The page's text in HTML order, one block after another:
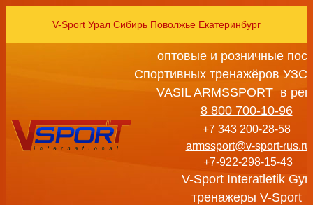
V-Sport Урал Сибирь Поволжье Екатеринбург
оптовые и розничные
Спортивных тренажёров
VASIL ARMSSPORT в
8 800 700-10-96
+7 343 200-28-58
armssport@v-sport-rus.ru
+7-922-298-15-43
V-Sport Interatletik
тренажеры V-Sport